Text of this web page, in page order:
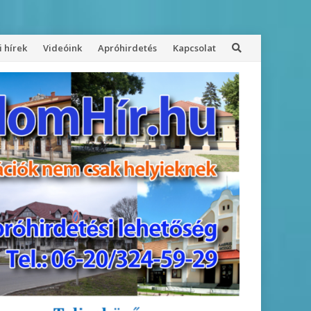
hírek Videóink Apróhirdetés Kapcsolat